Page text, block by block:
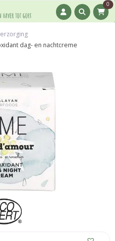
0
dag- en nachtcreme